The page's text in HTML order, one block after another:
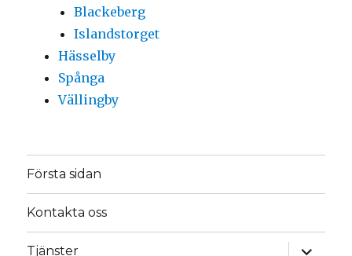
Blackeberg
Islandstorget
Hässelby
Spånga
Vällingby
Första sidan
Kontakta oss
Tjänster